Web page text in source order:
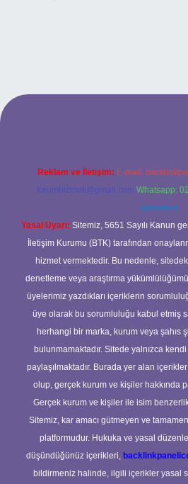
Reklam ve İletişim: E-mail:
forumhizmeti@gmail.com Whatsapp:
@karabul
Yasal Uyarı: Sitemiz, 5651 Sayılı Kanun
İletişim Kurumu (BTK) tarafından
hizmet vermektedir. Bu nedenle,
denetleme veya araştırma
üyelerimiz yazdıkları içeriklerin
üye olarak bu sorumluluğu kabul etmiş
herhangi bir marka, kurum veya şahıs
bulunmamaktadır. Sitede yalnızca kendi
paylaşılmaktadır. Burada yer alan
olup, gerçek kurum ve kişiler hakkında
Gerçek kurum ve kişiler ile isim
Sitemiz, kar amacı gütmeyen ve
platformudur. Hukuka ve yasal
düşündüğünüz içerikleri,
bildirmeniz halinde, ilgili içerikler yasal